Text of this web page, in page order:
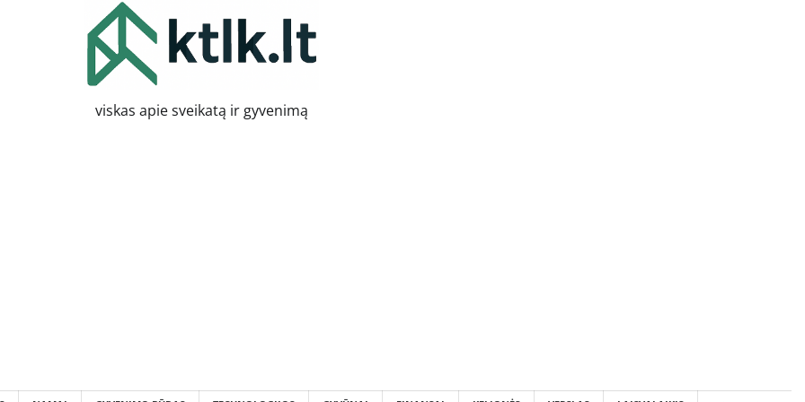
viskas apie sveikatą ir gyvenimą